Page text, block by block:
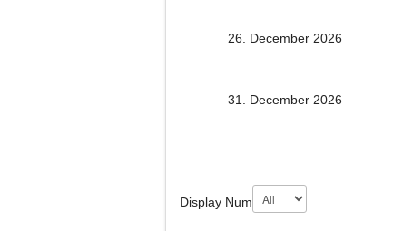
26. December 2026
31. December 2026
Display Num